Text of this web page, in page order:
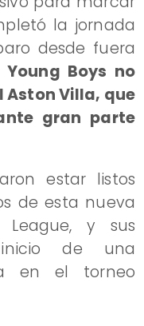
la jornada
desde fuera
Boys no
Villa, que
gran parte
estar listos
de esta nueva
y sus
de una
en el torneo